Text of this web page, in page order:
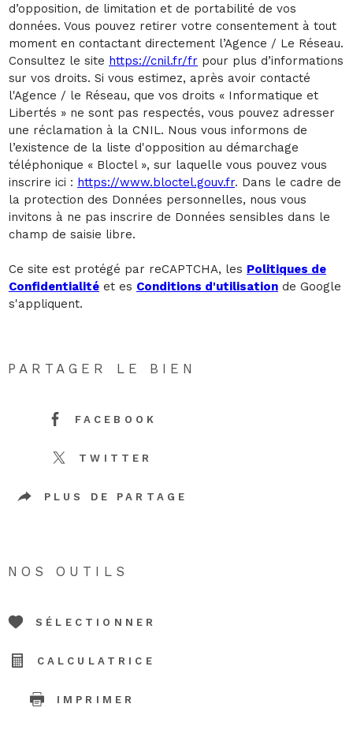
d’opposition, de limitation et de portabilité de vos
données. Vous pouvez retirer votre consentement à tout
moment en contactant directement l’Agence / Le Réseau.
Consultez le site https://cnil.fr/fr pour plus d’informations
sur vos droits. Si vous estimez, après avoir contacté
l'Agence / le Réseau, que vos droits « Informatique et
Libertés » ne sont pas respectés, vous pouvez adresser
une réclamation à la CNIL. Nous vous informons de
l’existence de la liste d'opposition au démarchage
téléphonique « Bloctel », sur laquelle vous pouvez vous
inscrire ici : https://www.bloctel.gouv.fr. Dans le cadre de
la protection des Données personnelles, nous vous
invitons à ne pas inscrire de Données sensibles dans le
champ de saisie libre.
Ce site est protégé par reCAPTCHA, les Politiques de
Confidentialité et es Conditions d'utilisation de Google
s'appliquent.
PARTAGER LE BIEN
FACEBOOK
TWITTER
PLUS DE PARTAGE
NOS OUTILS
SÉLECTIONNER
CALCULATRICE
IMPRIMER